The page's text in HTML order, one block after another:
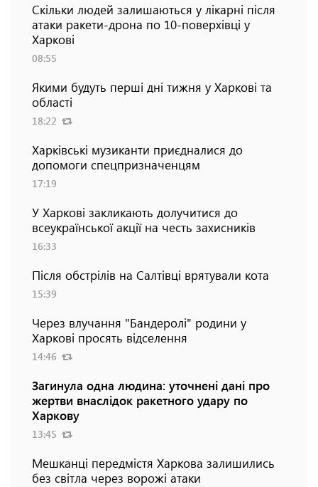
Скільки людей залишаються у лікарні після
атаки ракети-дрона по 10-поверхівці у
Харкові
08:55
Якими будуть перші дні тижня у Харкові та
області
18:22
Харківські музиканти приєдналися до
допомоги спецпризначенцям
17:19
У Харкові закликають долучитися до
всеукраїнської акції на честь захисників
16:33
Після обстрілів на Салтівці врятували кота
15:39
Через влучання "Бандеролі" родини у
Харкові просять відселення
14:46
Загинула одна людина: уточнені дані про
жертви внаслідок ракетного удару по
Харкову
13:45
Мешканці передмістя Харкова залишились
без світла через ворожі атаки